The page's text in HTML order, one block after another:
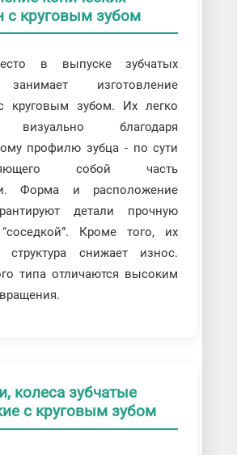
с круговым зубом
в выпуске зубчатых
изготовление
круговым зубом. Их легко
визуально благодаря
профилю зубца - по сути
собой часть
Форма и расположение
детали прочную
Кроме того, их
структура снижает износ.
типа отличаются высоким
колеса зубчатые
с круговым зубом